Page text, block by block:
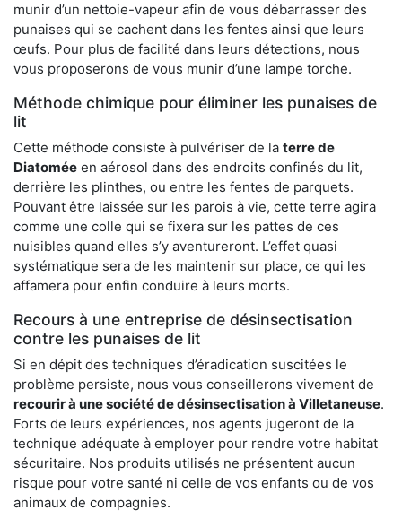
munir d’un nettoie-vapeur afin de vous débarrasser des
punaises qui se cachent dans les fentes ainsi que leurs
œufs. Pour plus de facilité dans leurs détections, nous
vous proposerons de vous munir d’une lampe torche.
Méthode chimique pour éliminer les punaises de
lit
Cette méthode consiste à pulvériser de la terre de
Diatomée en aérosol dans des endroits confinés du lit,
derrière les plinthes, ou entre les fentes de parquets.
Pouvant être laissée sur les parois à vie, cette terre agira
comme une colle qui se fixera sur les pattes de ces
nuisibles quand elles s’y aventureront. L’effet quasi
systématique sera de les maintenir sur place, ce qui les
affamera pour enfin conduire à leurs morts.
Recours à une entreprise de désinsectisation
contre les punaises de lit
Si en dépit des techniques d’éradication suscitées le
problème persiste, nous vous conseillerons vivement de
recourir à une société de désinsectisation à Villetaneuse.
Forts de leurs expériences, nos agents jugeront de la
technique adéquate à employer pour rendre votre habitat
sécuritaire. Nos produits utilisés ne présentent aucun
risque pour votre santé ni celle de vos enfants ou de vos
animaux de compagnies.